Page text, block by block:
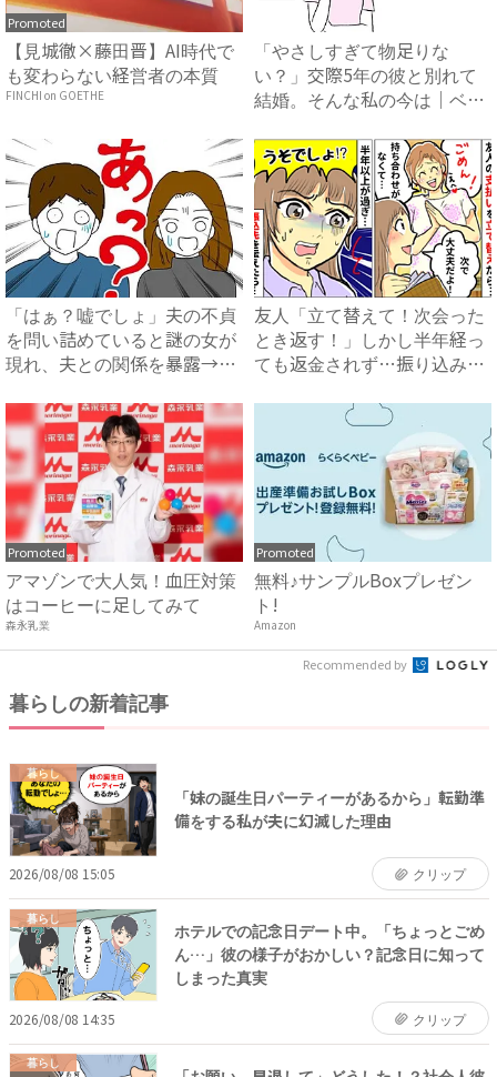
Promoted
【見城徹×藤田晋】AI時代で
も変わらない経営者の本質
FINCHI on GOETHE
「やさしすぎて物足りな
い？」交際5年の彼と別れて
結婚。そんな私の今は｜ベビ
「はぁ？嘘でしょ」夫の不貞
を問い詰めていると謎の女が
現れ、夫との関係を暴露→衝
友人「立て替えて！次会った
とき返す！」しかし半年経っ
ても返金されず…振り込み先
Promoted
アマゾンで大人気！血圧対策
はコーヒーに足してみて
森永乳業
Promoted
無料♪サンプルBoxプレゼン
ト!
Amazon
Recommended by
暮らしの新着記事
暮らし
「妹の誕生日パーティーがあるから」転勤準
備をする私が夫に幻滅した理由
2026/08/08 15:05 クリップ
暮らし
ホテルでの記念日デート中。「ちょっとごめ
ん…」彼の様子がおかしい？記念日に知って
しまった真実
2026/08/08 14:35 クリップ
暮らし